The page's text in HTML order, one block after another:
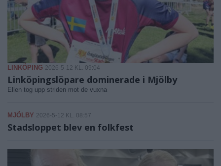
LINKÖPING 2026-5-12 KL. 09:04
Linköpingslöpare dominerade i Mjölby
Ellen tog upp striden mot de vuxna
MJÖLBY 2026-5-12 KL. 08:57
Stadsloppet blev en folkfest